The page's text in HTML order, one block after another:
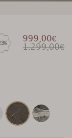
999,00€
1.299,00€